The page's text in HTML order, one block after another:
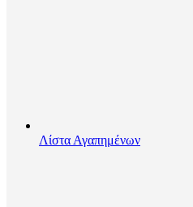
Λίστα Αγαπημένων